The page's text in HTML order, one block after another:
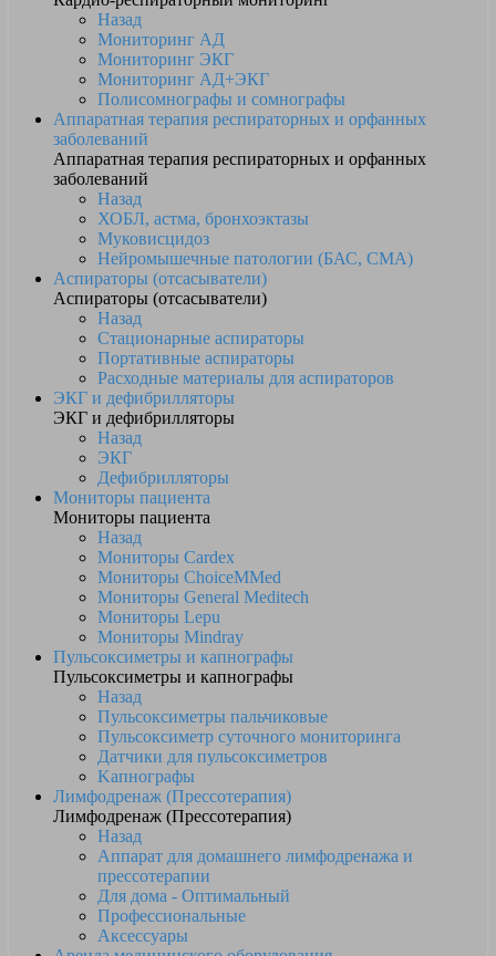
Назад
Мониторинг АД
Мониторинг ЭКГ
Мониторинг АД+ЭКГ
Полисомнографы и сомнографы
Аппаратная терапия респираторных и орфанных
заболеваний
Аппаратная терапия респираторных и орфанных
заболеваний
Назад
ХОБЛ, астма, бронхоэктазы
Муковисцидоз
Нейромышечные патологии (БАС, СМА)
Аспираторы (отсасыватели)
Аспираторы (отсасыватели)
Назад
Стационарные аспираторы
Портативные аспираторы
Расходные материалы для аспираторов
ЭКГ и дефибрилляторы
ЭКГ и дефибрилляторы
Назад
ЭКГ
Дефибрилляторы
Мониторы пациента
Мониторы пациента
Назад
Мониторы Cardex
Мониторы ChoiceMMed
Мониторы General Meditech
Мониторы Lepu
Мониторы Mindray
Пульсоксиметры и капнографы
Пульсоксиметры и капнографы
Назад
Пульсоксиметры пальчиковые
Пульсоксиметр суточного мониторинга
Датчики для пульсоксиметров
Kапнографы
Лимфодренаж (Прессотерапия)
Лимфодренаж (Прессотерапия)
Назад
Аппарат для домашнего лимфодренажа и
прессотерапии
Для дома - Оптимальный
Профессиональные
Аксессуары